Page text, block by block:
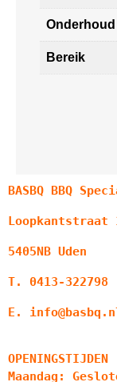
Onderhoud
Bereik
BASBQ BBQ
Loopkantstraat
5405NB Uden
T. 0413-322798
E.
OPENINGSTIJDEN
Maandag: